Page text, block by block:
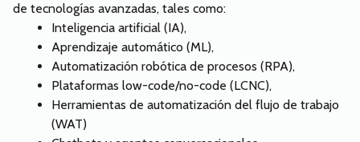
de tecnologías avanzadas, tales como:
Inteligencia artificial (IA),
Aprendizaje automático (ML),
Automatización robótica de procesos (RPA),
Plataformas low-code/no-code (LCNC),
Herramientas de automatización del flujo de trabajo
(WAT)